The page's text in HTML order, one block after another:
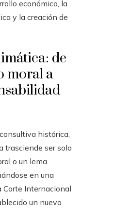
económico, la
y la creación de
de
moral a
histórica,
trasciende ser solo
o un lema
en una
Corte Internacional
un nuevo